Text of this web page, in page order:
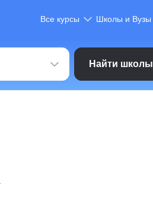
Все курсы Школы и Вузы
Найти школы